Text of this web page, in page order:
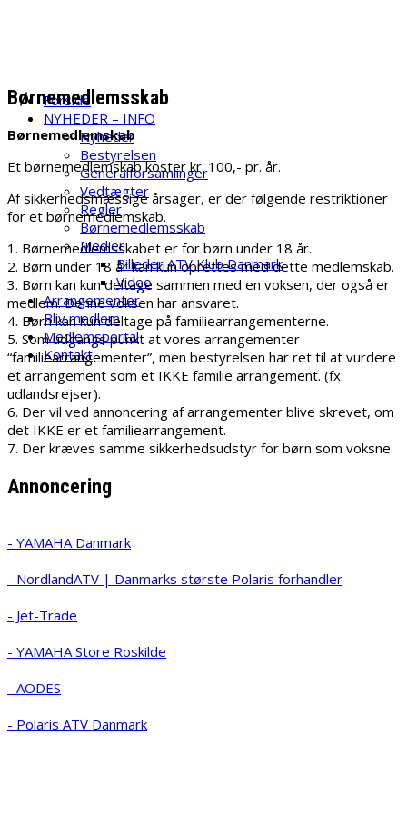
Forside
NYHEDER – INFO
Nyheder
Bestyrelsen
Generalforsamlinger
Vedtægter
Regler
Børnemedlemsskab
Medier
Billeder ATV Klub Danmark
Video
Arrangementer
Bliv medlem
Medlemsportal
Kontakt
Børnemedlemsskab
Børnemedlemskab
Et børnemedlemskab koster kr. 100,- pr. år.
Af sikkerhedsmæssige årsager, er der følgende restriktioner
for et børnemedlemskab.
1. Børnemedlemsskabet er for børn under 18 år.
2. Børn under 18 år kankunoprettes med dette medlemskab.
3. Børn kan kun deltage sammen med en voksen, der også er
medlem. Denne voksen har ansvaret.
4. Børn kan kun deltage på familiearrangementerne.
5. Som udgangs punkt at vores arrangementer
“familiearrangementer”, men bestyrelsen har ret til at vurdere
et arrangement som et IKKE familie arrangement. (fx.
udlandsrejser).
6. Der vil ved annoncering af arrangementer blive skrevet, om
det IKKE er et familiearrangement.
7. Der kræves samme sikkerhedsudstyr for børn som voksne.
Annoncering
- YAMAHA Danmark
- NordlandATV | Danmarks største Polaris forhandler
- Jet-Trade
- YAMAHA Store Roskilde
- AODES
- Polaris ATV Danmark